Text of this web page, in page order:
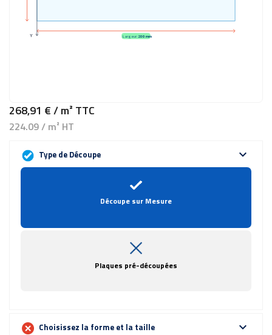
Largeur:200 mm
Y
268,91 €/ m² TTC
224.09 / m² HT
Type de Découpe expand_more
Découpe sur Mesure
Plaques pré-découpées
Choisissez la forme et la taille expand_more